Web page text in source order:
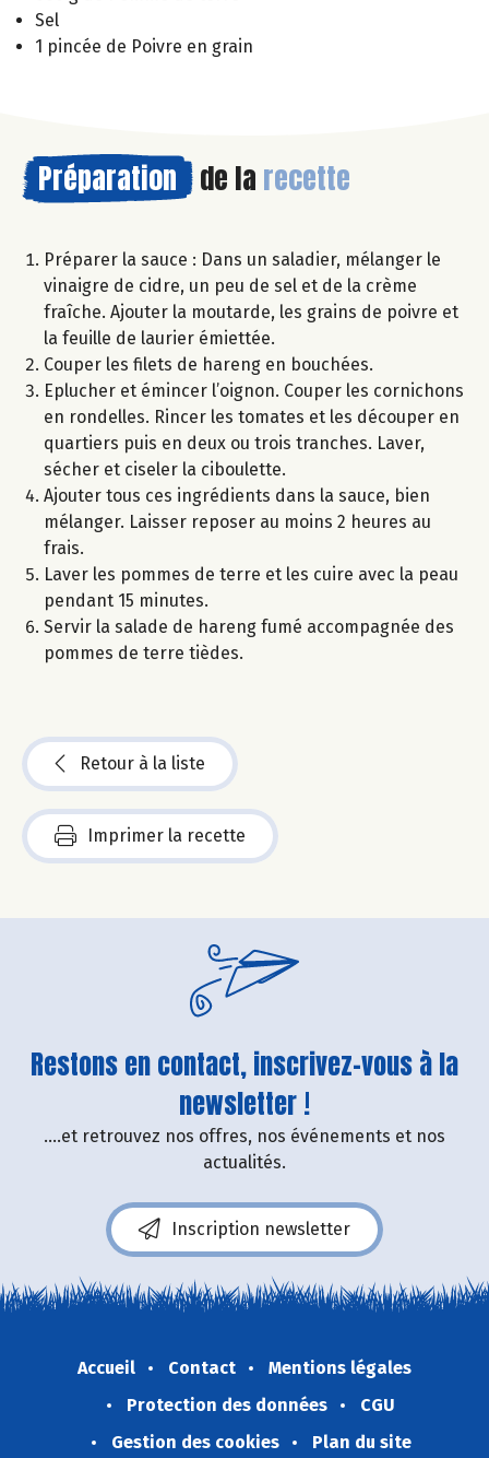
Sel
1 pincée de Poivre en grain
Préparation de la recette
Préparer la sauce : Dans un saladier, mélanger le
vinaigre de cidre, un peu de sel et de la crème
fraîche. Ajouter la moutarde, les grains de poivre et
la feuille de laurier émiettée.
Couper les filets de hareng en bouchées.
Eplucher et émincer l’oignon. Couper les cornichons
en rondelles. Rincer les tomates et les découper en
quartiers puis en deux ou trois tranches. Laver,
sécher et ciseler la ciboulette.
Ajouter tous ces ingrédients dans la sauce, bien
mélanger. Laisser reposer au moins 2 heures au
frais.
Laver les pommes de terre et les cuire avec la peau
pendant 15 minutes.
Servir la salade de hareng fumé accompagnée des
pommes de terre tièdes.
Retour à la liste
Imprimer la recette
Restons en contact, inscrivez-vous à la
newsletter !
....et retrouvez nos offres, nos événements et nos
actualités.
Inscription newsletter
Accueil Contact
Mentions légales
Protection des données
CGU
Gestion des cookies
Plan du site